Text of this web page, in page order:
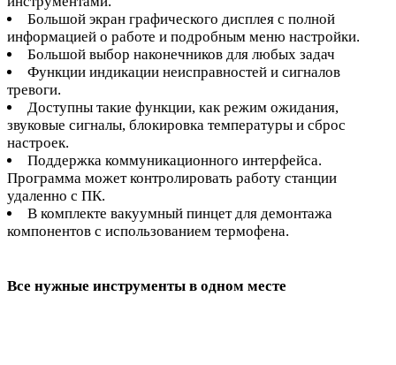
Большой экран графического дисплея с полной
информацией о работе и подробным меню настройки.
Большой выбор наконечников для любых задач
Функции индикации неисправностей и сигналов
тревоги.
Доступны такие функции, как режим ожидания,
звуковые сигналы, блокировка температуры и сброс
настроек.
Поддержка коммуникационного интерфейса.
Программа может контролировать работу станции
удаленно с ПК.
В комплекте вакуумный пинцет для демонтажа
компонентов с использованием термофена.
Все нужные инструменты в одном месте